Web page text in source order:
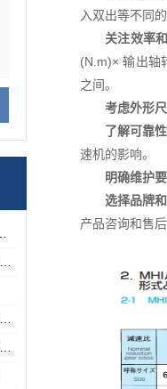
入双出等不同
关注效率
(N.m)× 输出轴
之间。
考虑外形
了解可靠
速机的影响。
明确维护
选择品牌
产品咨询和售